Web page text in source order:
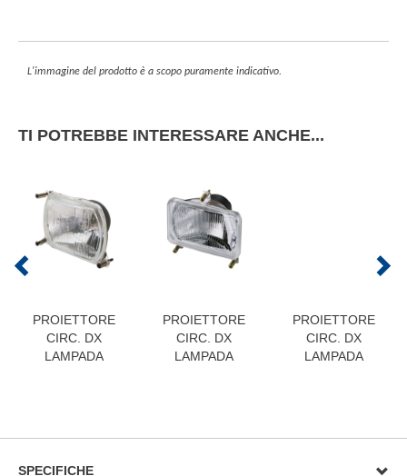
L'immagine del prodotto è a scopo puramente indicativo.
TI POTREBBE INTERESSARE ANCHE...
PROIETTORE
CIRC. DX
LAMPADA
PROIETTORE
CIRC. DX
LAMPADA
PROIETTORE
CIRC. DX
LAMPADA
SPECIFICHE